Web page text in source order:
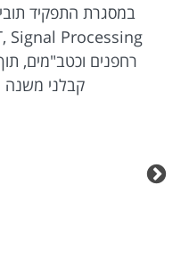
במסגרת התפקיד
רחפנים וכטב"מים,
קבלני משנה